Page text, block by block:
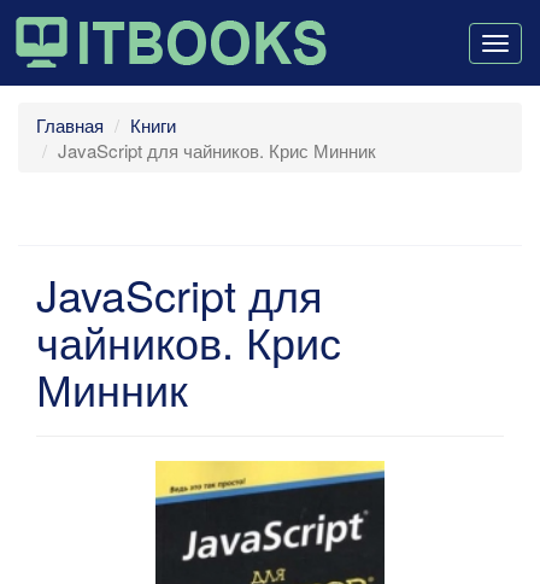
Главная
Книги
JavaScript для чайников. Крис Минник
JavaScript для
чайников. Крис
Минник